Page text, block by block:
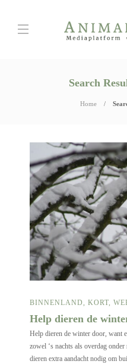
Search
Home
BINNENLAND, KORT,
Help dieren de
Help dieren de winter door, want
zowel ‘s nachts als overdag
dieren extra aandacht nodig om